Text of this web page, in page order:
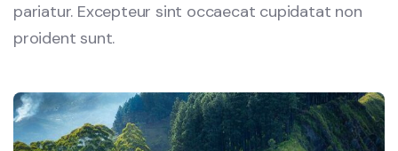
pariatur. Excepteur sint occaecat cupidatat non
proident sunt.